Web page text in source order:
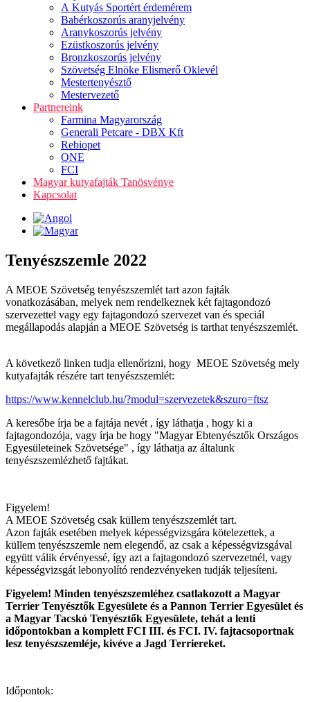
A Kutyás Sportért érdemérem
Babérkoszorús aranyjelvény
Aranykoszorús jelvény
Ezüstkoszorús jelvény
Bronzkoszorús jelvény
Szövetség Elnöke Elismerő Oklevél
Mestertenyésztő
Mestervezető
Partnereink
Farmina Magyarország
Generali Petcare - DBX Kft
Rebiopet
ONE
FCI
Magyar kutyafajták Tanösvénye
Kapcsolat
Tenyészszemle 2022
A MEOE Szövetség tenyészszemlét tart azon fajták
vonatkozásában, melyek nem rendelkeznek két fajtagondozó
szervezettel vagy egy fajtagondozó szervezet van és speciál
megállapodás alapján a MEOE Szövetség is tarthat tenyészszemlét.
A következő linken tudja ellenőrizni, hogy MEOE Szövetség mely
kutyafajták részére tart tenyészszemlét:
https://www.kennelclub.hu/?modul=szervezetek&szuro=ftsz
A keresőbe írja be a fajtája nevét , így láthatja , hogy ki a
fajtagondozója, vagy írja be hogy "Magyar Ebtenyésztők Országos
Egyesületeinek Szövetsége" , így láthatja az általunk
tenyészszemlézhető fajtákat.
Figyelem!
A MEOE Szövetség csak küllem tenyészszemlét tart.
Azon fajták esetében melyek képességvizsgára kötelezettek, a
küllem tenyészszemle nem elegendő, az csak a képességvizsgával
együtt válik érvényessé, így azt a fajtagondozó szervezetnél, vagy
képességvizsgát lebonyolító rendezvényeken tudják teljesíteni.
Figyelem! Minden tenyészszemléhez csatlakozott a Magyar
Terrier Tenyésztők Egyesülete és a Pannon Terrier Egyesület és
a Magyar Tacskó Tenyésztők Egyesülete, tehát a lenti
időpontokban a komplett FCI III. és FCI. IV. fajtacsoportnak
lesz tenyészszemléje, kivéve a Jagd Terriereket.
Időpontok: